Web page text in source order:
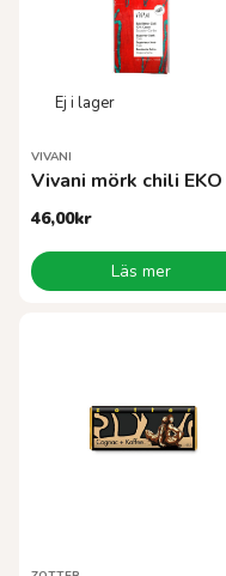
VIVANI
46,00kr
Läs mer